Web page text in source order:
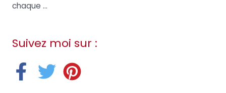
chaque ...
Suivez moi sur :